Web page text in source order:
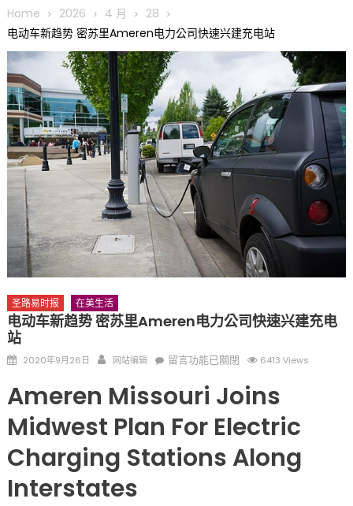
合作 Peter Raven 博士逝世 享年89岁
一晃三十年，初夏又相逢。中华日，等你来赴约 —— 密苏里植物
园“中华日三十周年特别报道（五）
筝声与琴韵交汇：刘励(Li Statler)与钢琴家Darek演绎一场古筝
与钢琴的精彩对话
Home 2026 4 月
28
电动车新趋势 密苏里Ameren电力公司快速兴建充电站
圣路易时报 在美生活
电动车新趋势 密苏里Ameren电力公司快速兴建充电
站
Posted
2020年9月26日 Author
网站编辑
在
动
新
趋
势
留言功能已關閉 6413 Views
Ameren Missouri Joins
Midwest Plan For Electric
Charging Stations Along
Interstates